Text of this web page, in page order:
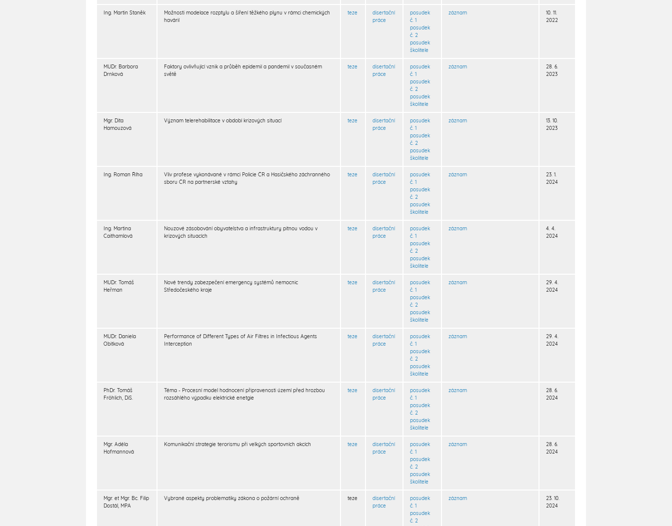
Ing. Martin Staněk
Možnosti modelace rozptylu a šíření těžkého plynu v rámci chemických
havárií
teze
disertační
práce
posudek
č. 1
posudek
č. 2
posudek
školitele
záznam
10. 11.
2022
MUDr. Barbora
Drnková
Faktory ovlivňující vznik a průběh epidemií a pandemií v současném
světě
teze
disertační
práce
posudek
č. 1
posudek
č. 2
posudek
školitele
záznam
28. 6.
2023
Mgr. Dita
Hamouzová
Význam telerehabilitace v období krizových situací teze
disertační
práce
posudek
č. 1
posudek
č. 2
posudek
školitele
záznam
13. 10.
2023
Ing. Roman Říha
Vliv profese vykonávané v rámci Policie ČR a Hasičského záchranného
sboru ČR na partnerské vztahy
teze
disertační
práce
posudek
č. 1
posudek
č. 2
posudek
školitele
záznam
23. 1.
2024
Ing. Martina
Caithamlová
Nouzové zásobování obyvatelstva a infrastruktury pitnou vodou v
krizových situacích
teze
disertační
práce
posudek
č. 1
posudek
č. 2
posudek
školitele
záznam
4. 4.
2024
MUDr. Tomáš
Heřman
Nové trendy zabezpečení emergency systémů nemocnic
Středočeského kraje
teze
disertační
práce
posudek
č. 1
posudek
č. 2
posudek
školitele
záznam
29. 4.
2024
MUDr. Daniela
Obitková
Performance of Different Types of Air Filtres in Infectious Agents
Interception
teze
disertační
práce
posudek
č. 1
posudek
č. 2
posudek
školitele
záznam
29. 4.
2024
PhDr. Tomáš
Fröhlich, DiS.
Téma - Procesní model hodnocení připravenosti území před hrozbou
rozsáhlého výpadku elektrické enetgie
teze
disertační
práce
posudek
č. 1
posudek
č. 2
posudek
školitele
záznam
28. 6.
2024
Mgr. Adéla
Hofmannová
Komunikační strategie terorismu při velkých sportovních akcích teze
disertační
práce
posudek
č. 1
posudek
č. 2
posudek
školitele
záznam
28. 6.
2024
Mgr. et Mgr. Bc. Filip
Dostál, MPA
Vybrané aspekty problematiky zákona o požární ochraně teze
disertační
práce
posudek
č. 1
posudek
č. 2
záznam
23. 10.
2024